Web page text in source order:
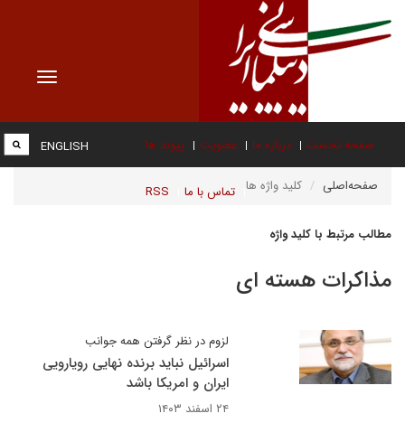
Toggle
صفحه نخست درباره ما عضویت پیوند ها
تماس با ما RSS
ENGLISH
صفحه‌اصلی کلید واژه ها
مطالب مرتبط با کلید واژه
مذاکرات هسته ای
لزوم در نظر گرفتن همه جوانب
اسرائیل نباید برنده نهایی رویارویی
ایران و امریکا باشد
۲۴ اسفند ۱۴۰۳